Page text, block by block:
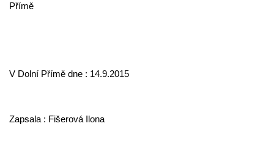
Přímě
V Dolní Přímě dne : 14.9.2015
Zapsala : Fišerová Ilona